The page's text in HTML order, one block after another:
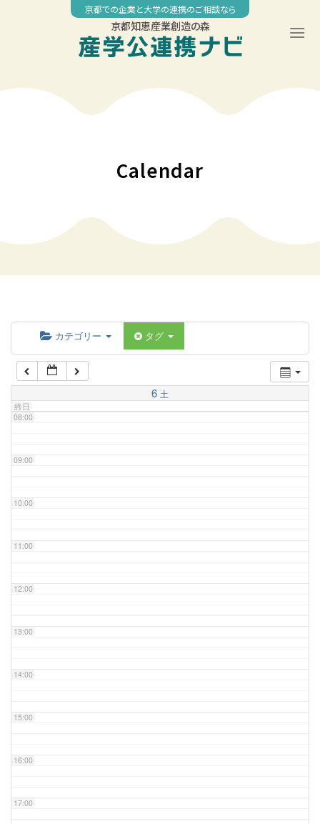
京都での企業と大学の連携のご相談なら
京都知恵産業創造の森
Calendar
カテゴリー タグ
6 土
終日
04:00
07:00
08:00
09:00
10:00
11:00
12:00
13:00
14:00
15:00
16:00
17:00